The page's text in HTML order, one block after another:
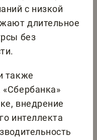
с низкой
длительное
без
также
внедрение
интеллекта